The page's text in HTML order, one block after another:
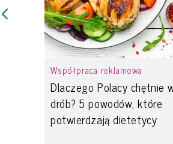
Współpraca reklamowa
Dlaczego Polacy chętnie
drób? 5 powodów, które
potwierdzają dietetycy